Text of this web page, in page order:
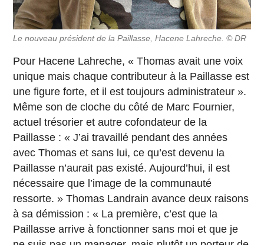
Le nouveau président de la Paillasse, Hacene Lahreche. © DR
Pour Hacene Lahreche, « Thomas avait une voix
unique mais chaque contributeur à la Paillasse est
une figure forte, et il est toujours administrateur ».
Même son de cloche du côté de Marc Fournier,
actuel trésorier et autre cofondateur de la
Paillasse : « J’ai travaillé pendant des années
avec Thomas et sans lui, ce qu’est devenu la
Paillasse n’aurait pas existé. Aujourd’hui, il est
nécessaire que l’image de la communauté
ressorte. » Thomas Landrain avance deux raisons
à sa démission : « La première, c’est que la
Paillasse arrive à fonctionner sans moi et que je